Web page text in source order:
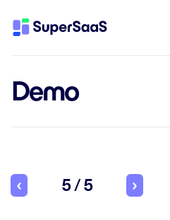
Demo
5 / 5